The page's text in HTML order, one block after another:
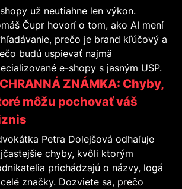
už neutiahne len výkon.
Čupr hovorí o tom, ako AI mení
prečo je brand kľúčový a
budú uspievať najmä
e-shopy s jasným USP.
ZNÁMKA: Chyby,
môžu pochovať váš
Petra Dolejšová odhaľuje
chyby, kvôli ktorým
prichádzajú o názvy, logá
značky. Dozviete sa, prečo